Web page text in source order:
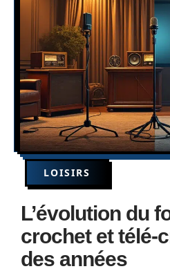
LOISIRS
L’évolution du
crochet et télé-
des années